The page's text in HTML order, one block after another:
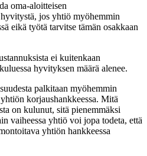
oma-aloitteisen
jos yhtiö myöhemmin
eikä työtä tarvitse tämän osakkaan
ei kuitenkaan
hyvityksen määrä alenee.
palkitaan myöhemmin
korjaushankkeessa. Mitä
on kulunut, sitä pienemmäksi
vaiheessa yhtiö voi jopa todeta, että
yhtiön hankkeessa